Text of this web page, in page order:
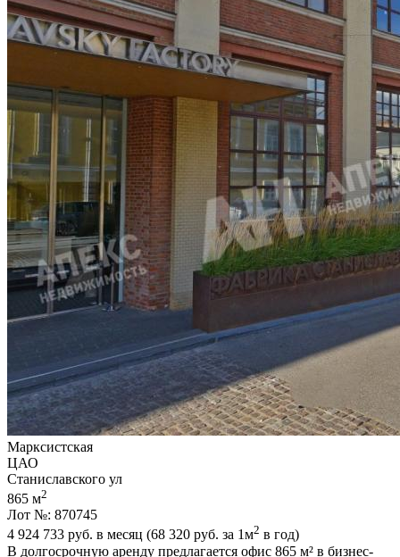
Марксистская
ЦАО
Станиславского ул
865 м2
Лот №: 870745
4 924 733 руб. в месяц (68 320 руб. за 1м2 в год)
В долгосрочную аренду предлагается офис 865 м² в бизнес-